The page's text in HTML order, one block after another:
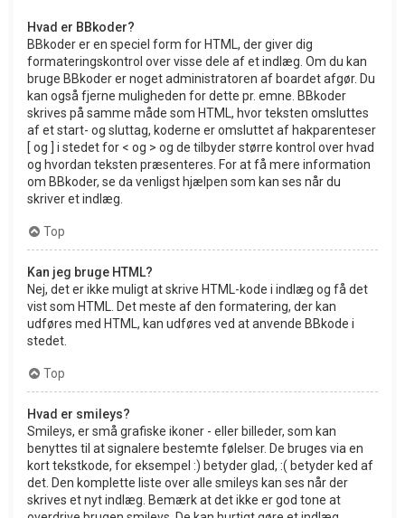
Hvad er BBkoder?
BBkoder er en speciel form for HTML, der giver dig
formateringskontrol over visse dele af et indlæg. Om du kan
bruge BBkoder er noget administratoren af boardet afgør. Du
kan også fjerne muligheden for dette pr. emne. BBkoder
skrives på samme måde som HTML, hvor teksten omsluttes
af et start- og sluttag, koderne er omsluttet af hakparenteser
[ og ] i stedet for < og > og de tilbyder større kontrol over hvad
og hvordan teksten præsenteres. For at få mere information
om BBkoder, se da venligst hjælpen som kan ses når du
skriver et indlæg.
Top
Kan jeg bruge HTML?
Nej, det er ikke muligt at skrive HTML-kode i indlæg og få det
vist som HTML. Det meste af den formatering, der kan
udføres med HTML, kan udføres ved at anvende BBkode i
stedet.
Top
Hvad er smileys?
Smileys, er små grafiske ikoner - eller billeder, som kan
benyttes til at signalere bestemte følelser. De bruges via en
kort tekstkode, for eksempel :) betyder glad, :( betyder ked af
det. Den komplette liste over alle smileys kan ses når der
skrives et nyt indlæg. Bemærk at det ikke er god tone at